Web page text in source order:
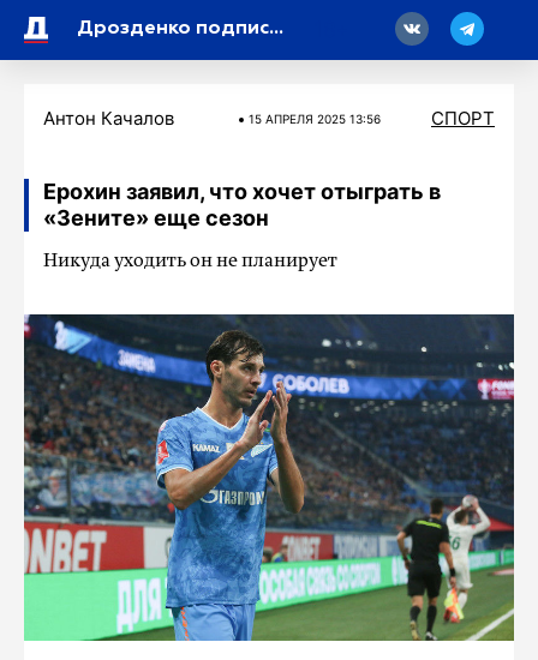
Дрозденко подписал постановление об учреждении премий для спортсменов и их тренеров за высокие достижения на всероссийских и международных соревнованиях
Антон Качалов 15 АПРЕЛЯ 2025 13:56 СПОРТ
Ерохин заявил, что хочет отыграть в
«Зените» еще сезон
Никуда уходить он не планирует